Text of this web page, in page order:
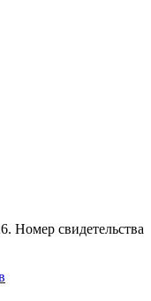
Номер свидетельства